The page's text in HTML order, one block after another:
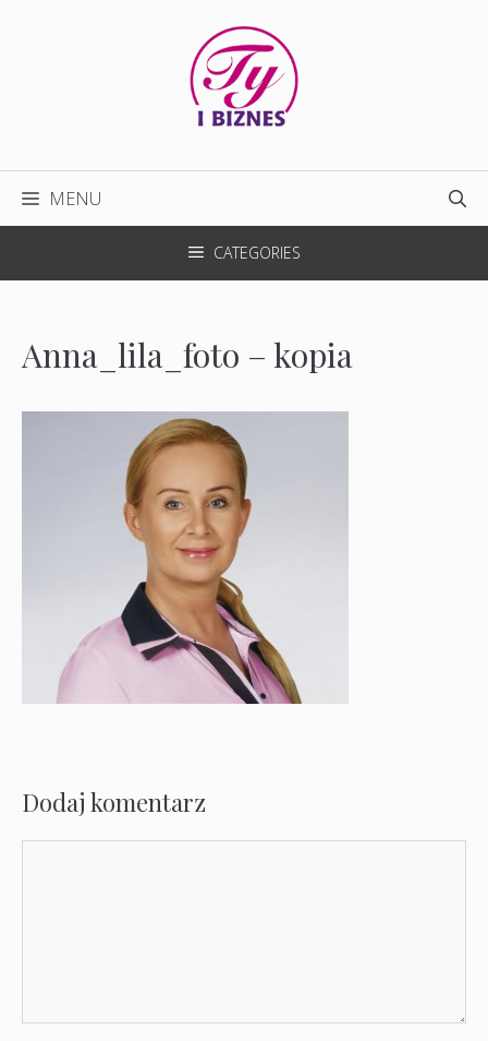
MENU
CATEGORIES
Anna_lila_foto – kopia
Dodaj komentarz